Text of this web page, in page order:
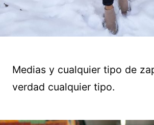
Medias y cualquier tipo de
verdad cualquier tipo.